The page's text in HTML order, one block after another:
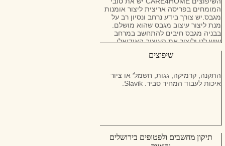
המומחים בפריסה אריצית ליצור אומנות
מגבס.יש צורך בידע נרחב ונסיון רב על
מנת ליצור עיצוב מגבס שהוא מושלם.
בבניה מגבס חיבים להתחשב במרחב
שיש לנו וליצור את העיצוב האידיאלי
וגם יצור את אפקט ה "WOW ".
להיום הבניה בגבס יוצרת לנו עיצוב
מרהיב ויוקרתי שלא היה ניתן בדרך אחרת
שהלקוח דרש במחירים חסרי תחרות.
שיפוצים
התקנה, קרמיקה, גגות, חשמל′ או ציור
איכות לעבוד המחיר סביר. Slavik.
תיקון מחשבים ולפטופים בירושלים